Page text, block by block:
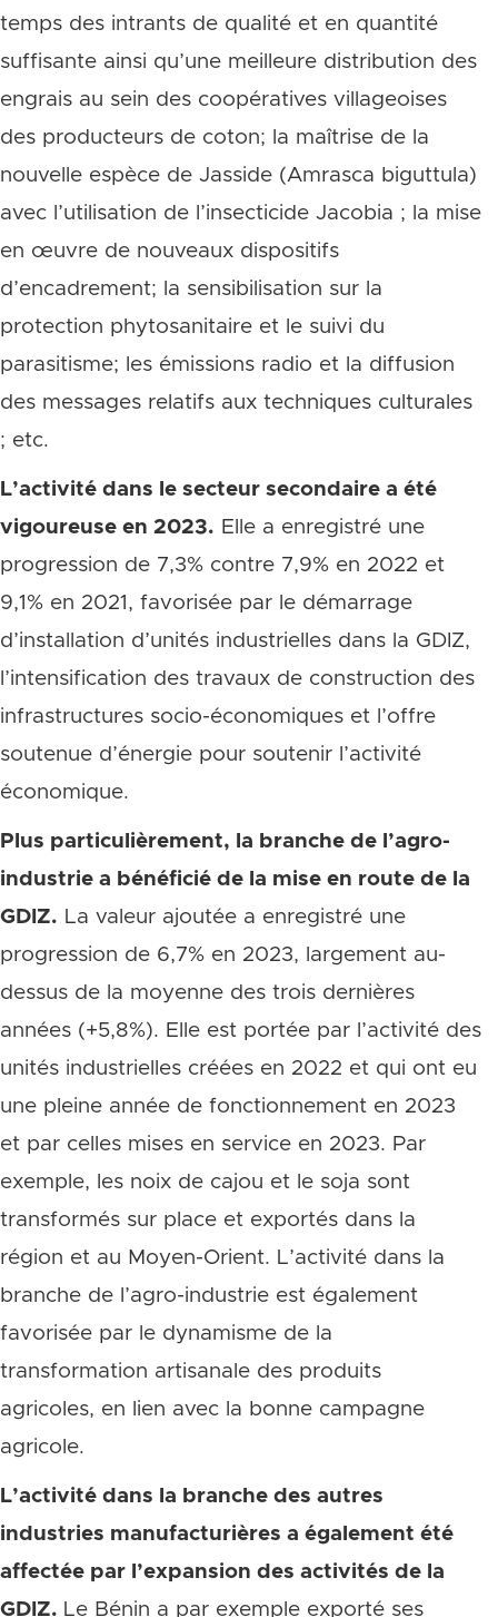
temps des intrants de qualité et en quantité
suffisante ainsi qu’une meilleure distribution des
engrais au sein des coopératives villageoises
des producteurs de coton; la maîtrise de la
nouvelle espèce de Jasside (Amrasca biguttula)
avec l’utilisation de l’insecticide Jacobia ; la mise
en œuvre de nouveaux dispositifs
d’encadrement; la sensibilisation sur la
protection phytosanitaire et le suivi du
parasitisme; les émissions radio et la diffusion
des messages relatifs aux techniques culturales
; etc.
L’activité dans le secteur secondaire a été
vigoureuse en 2023. Elle a enregistré une
progression de 7,3% contre 7,9% en 2022 et
9,1% en 2021, favorisée par le démarrage
d’installation d’unités industrielles dans la GDIZ,
l’intensification des travaux de construction des
infrastructures socio-économiques et l’offre
soutenue d’énergie pour soutenir l’activité
économique.
Plus particulièrement, la branche de l’agro-
industrie a bénéficié de la mise en route de la
GDIZ. La valeur ajoutée a enregistré une
progression de 6,7% en 2023, largement au-
dessus de la moyenne des trois dernières
années (+5,8%). Elle est portée par l’activité des
unités industrielles créées en 2022 et qui ont eu
une pleine année de fonctionnement en 2023
et par celles mises en service en 2023. Par
exemple, les noix de cajou et le soja sont
transformés sur place et exportés dans la
région et au Moyen-Orient. L’activité dans la
branche de l’agro-industrie est également
favorisée par le dynamisme de la
transformation artisanale des produits
agricoles, en lien avec la bonne campagne
agricole.
L’activité dans la branche des autres
industries manufacturières a également été
affectée par l’expansion des activités de la
GDIZ. Le Bénin a par exemple exporté ses